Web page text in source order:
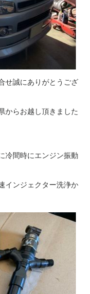
せ誠にありがとうござ
からお越し頂きました
冷間時にエンジン振動
インジェクター洗浄か